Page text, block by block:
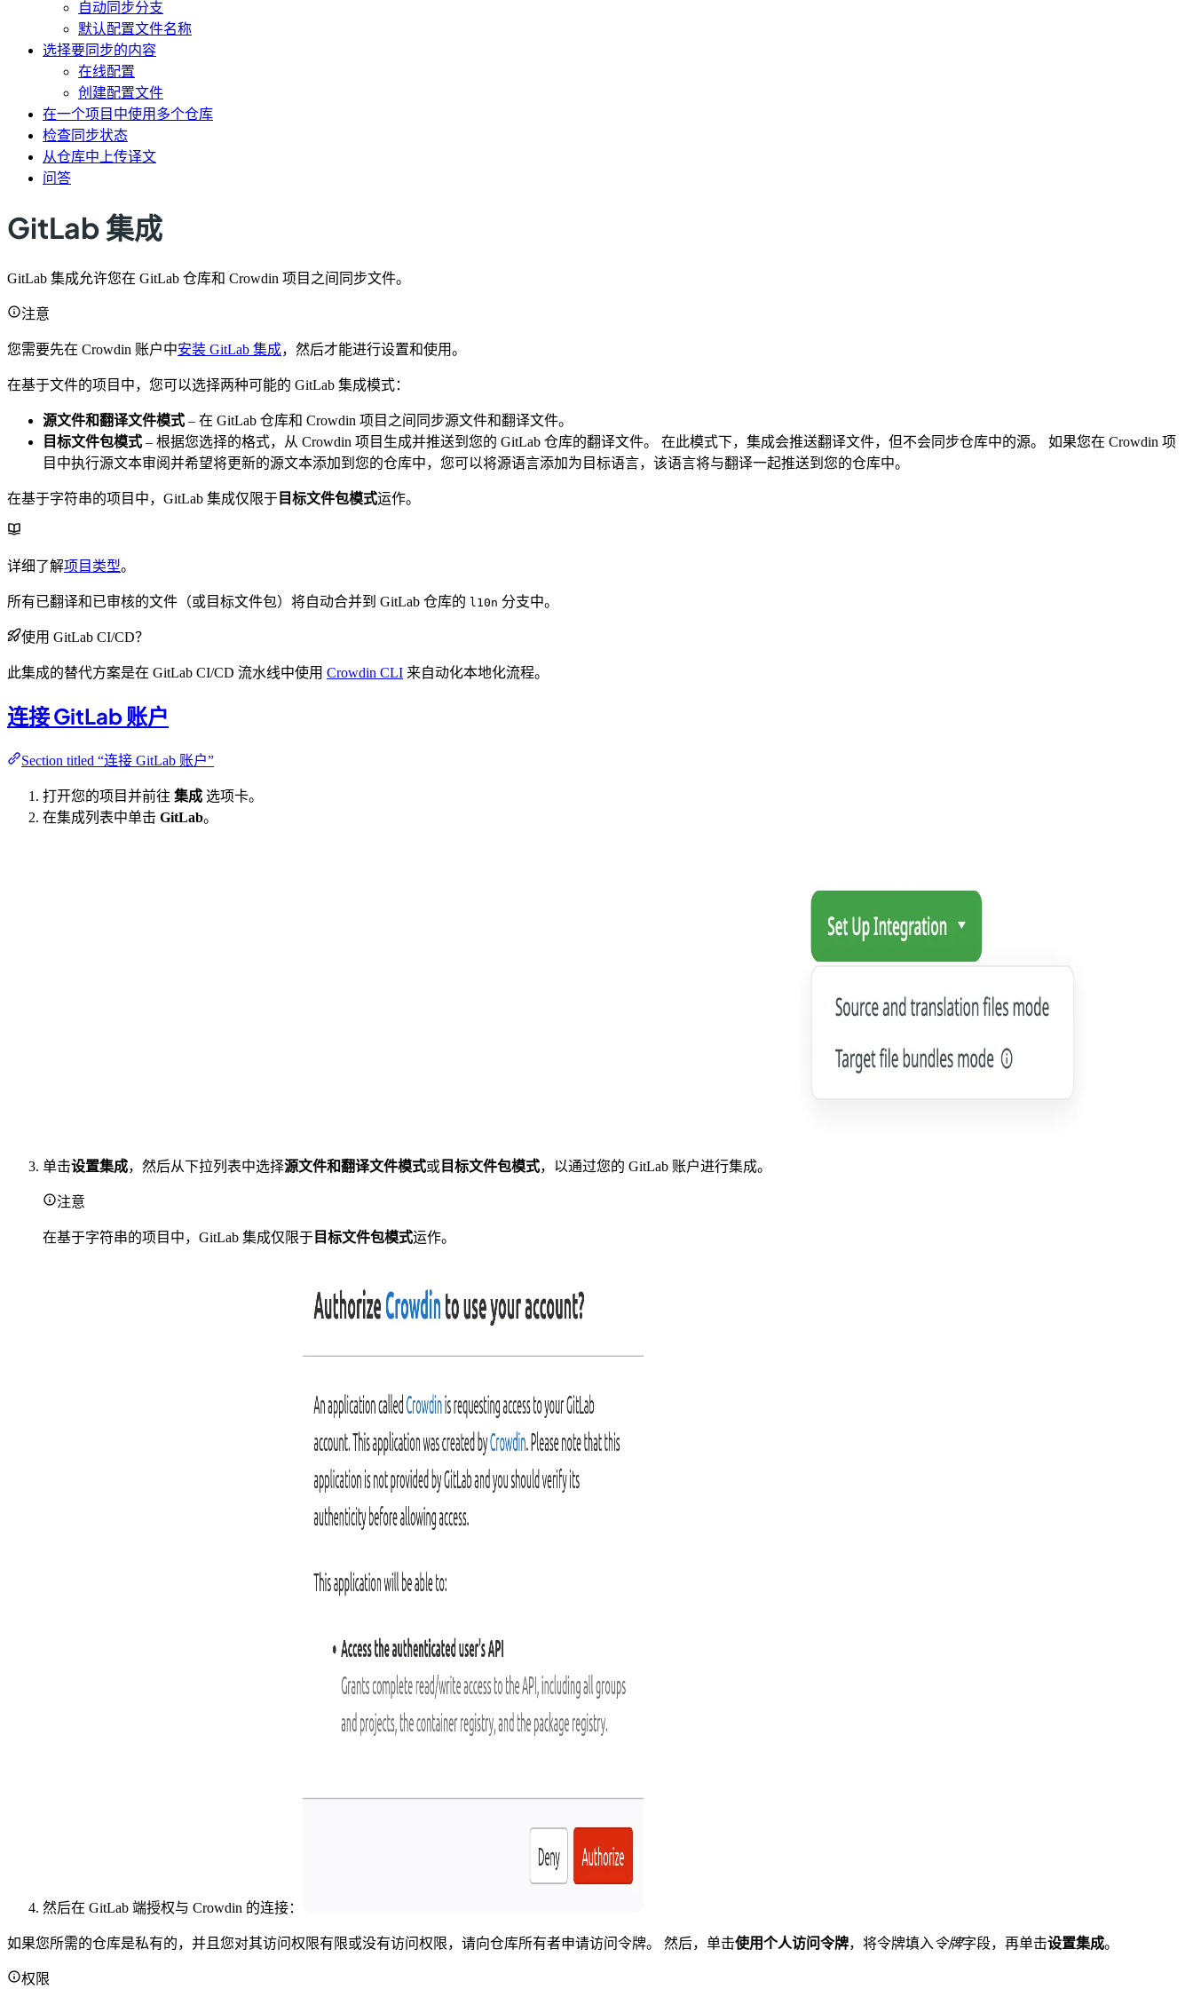
自动同步分支
默认配置文件名称
选择要同步的内容
在线配置
创建配置文件
在一个项目中使用多个仓库
检查同步状态
从仓库中上传译文
问答
GitLab 集成
GitLab 集成允许您在 GitLab 仓库和 Crowdin 项目之间同步文件。
注意
您需要先在 Crowdin 账户中安装 GitLab 集成，然后才能进行设置和使用。
在基于文件的项目中，您可以选择两种可能的 GitLab 集成模式：
源文件和翻译文件模式 – 在 GitLab 仓库和 Crowdin 项目之间同步源文件和翻译文件。
目标文件包模式 – 根据您选择的格式，从 Crowdin 项目生成并推送到您的 GitLab 仓库的翻译文件。 在此模式下，集成会推送翻译文件，但不会同步仓库中的源。 如果您在 Crowdin 项
目中执行源文本审阅并希望将更新的源文本添加到您的仓库中，您可以将源语言添加为目标语言，该语言将与翻译一起推送到您的仓库中。
在基于字符串的项目中，GitLab 集成仅限于 目标文件包模式运作。
详细了解项目类型。
所有已翻译和已审核的文件（或目标文件包）将自动合并到 GitLab 仓库的 l10n 分支中。
使用 GitLab CI/CD？
此集成的替代方案是在 GitLab CI/CD 流水线中使用 Crowdin CLI 来自动化本地化流程。
连接 GitLab 账户
Section titled “连接 GitLab 账户”
打开您的项目并前往 集成 选项卡。
在集成列表中单击 GitLab。
单击设置集成，然后从下拉列表中选择源文件和翻译文件模式或 目标文件包模式，以通过您的 GitLab 账户进行集成。
注意
在基于字符串的项目中，GitLab 集成仅限于 目标文件包模式运作。
然后在 GitLab 端授权与 Crowdin 的连接：
如果您所需的仓库是私有的，并且您对其访问权限有限或没有访问权限，请向仓库所有者申请访问令牌。 然后，单击使用个人访问令牌，将令牌填入 令牌字段，再单击设置集成。
权限